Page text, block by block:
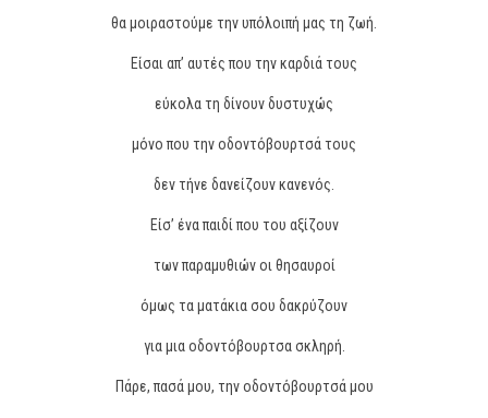
θα μοιραστούμε την υπόλοιπή μας τη ζωή.
Είσαι απ’ αυτές που την καρδιά τους
εύκολα τη δίνουν δυστυχώς
μόνο που την οδοντόβουρτσά τους
δεν τήνε δανείζουν κανενός.
Είσ’ ένα παιδί που του αξίζουν
των παραμυθιών οι θησαυροί
όμως τα ματάκια σου δακρύζουν
για μια οδοντόβουρτσα σκληρή.
Πάρε, πασά μου, την οδοντόβουρτσά μου